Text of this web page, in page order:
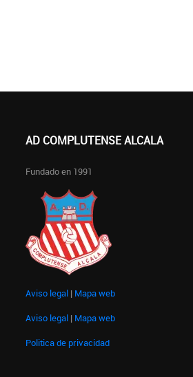
AD COMPLUTENSE ALCALA
Fundado en 1991
Aviso legal | Mapa web
Aviso legal | Mapa web
Politica de privacidad